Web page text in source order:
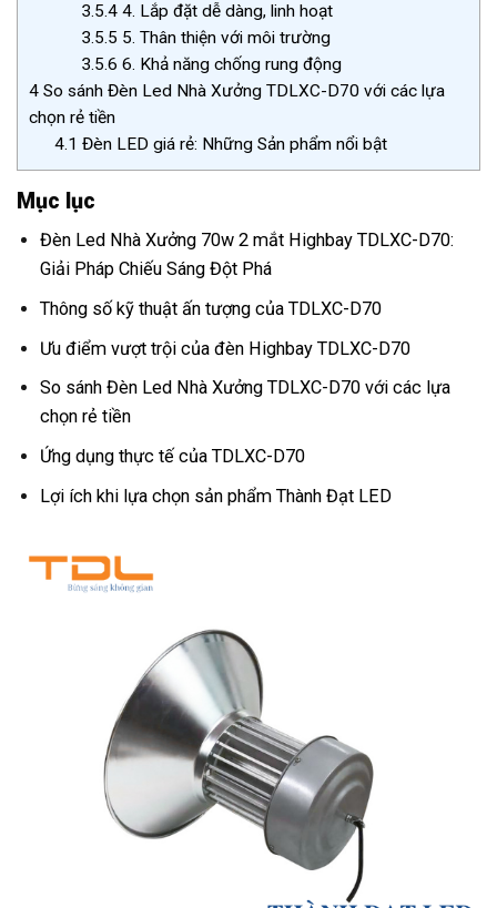
3.5.44. Lắp đặt dễ dàng, linh hoạt
3.5.5 5. Thân thiện với môi trường
3.5.6 6. Khả năng chống rung động
4 So sánh Đèn Led Nhà Xưởng TDLXC-D70 với các lựa
chọn rẻ tiền
4.1 Đèn LED giá rẻ: Những Sản phẩm nổi bật
Mục lục
Đèn Led Nhà Xưởng 70w 2 mắt Highbay TDLXC-D70:
Giải Pháp Chiếu Sáng Đột Phá
Thông số kỹ thuật ấn tượng của TDLXC-D70
Ưu điểm vượt trội của đèn Highbay TDLXC-D70
So sánh Đèn Led Nhà Xưởng TDLXC-D70 với các lựa
chọn rẻ tiền
Ứng dụng thực tế của TDLXC-D70
Lợi ích khi lựa chọn sản phẩm Thành Đạt LED